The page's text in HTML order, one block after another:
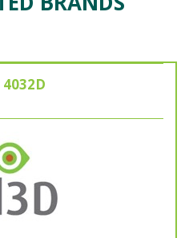
4032D